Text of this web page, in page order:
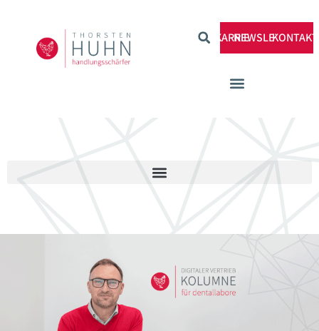
KARRIERE
NEWSLETTER
KONTAKT